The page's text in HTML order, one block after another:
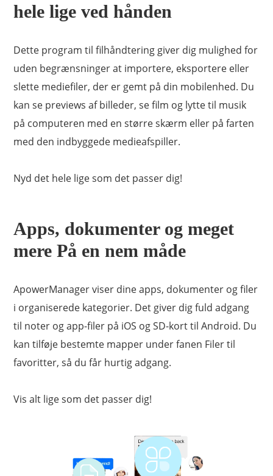
Professionel telefon manager til Android & iOS
One-stop håndtering til telefoner
Anmeldelser ( 3 )
Gratis VIP-konto
Download nu
Køb et of få et gratis
hele lige ved hånden
Dette program til filhåndtering giver dig mulighed for
uden begrænsninger at importere, eksportere eller
slette mediefiler, der er gemt på din mobilenhed. Du
kan se previews af billeder, se film og lytte til musik
på computeren med en større skærm eller på farten
med den indbyggede medieafspiller.
Nyd det hele lige som det passer dig!
Apps, dokumenter og meget
mere På en nem måde
ApowerManager viser dine apps, dokumenter og filer
i organiserede kategorier. Det giver dig fuld adgang
til noter og app-filer på iOS og SD-kort til Android. Du
kan tilføje bestemte mapper under fanen Filer til
favoritter, så du får hurtig adgang.
Vis alt lige som det passer dig!